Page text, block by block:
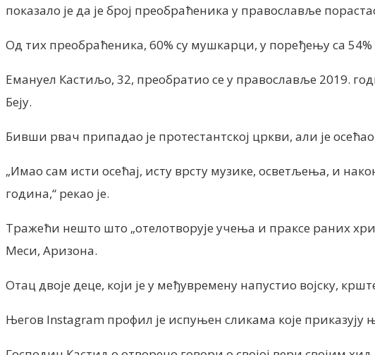
показало је да је број преобраћеника у православље
Од тих преобраћеника, 60% су мушкарци, у поређењу са 54%
Емануел Кастиљо, 32, преобратио се у православље 2019.
Беју.
Бивши рвач припадао је протестантској цркви, али је
„Имао сам исти осећај, исту врсту музике, осветљења, и
година,“ рекао је.
Тражећи нешто што „отелотворује учења и праксе раних
Меси, Аризона.
Отац двоје деце, који је у међувремену напустио војску,
Његов Instagram профил је испуњен сликама које